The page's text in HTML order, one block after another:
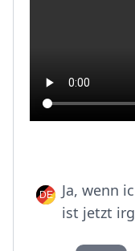
Ja, wenn
ist jetzt